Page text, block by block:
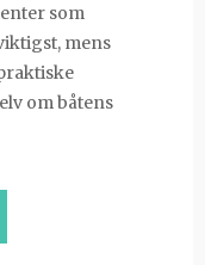
som
mens
om båtens